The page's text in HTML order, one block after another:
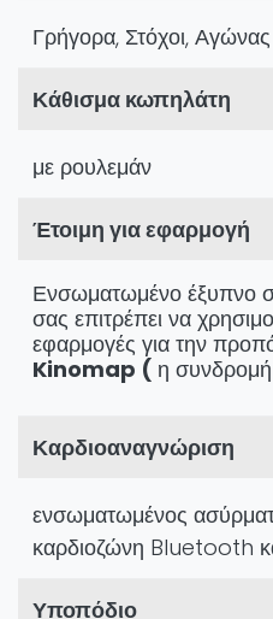
Γρήγορα, Στόχοι, Αγώνας
Κάθισμα κωπηλάτη
με ρουλεμάν
Έτοιμη για εφαρμογή
Ενσωματωμένο έξυπνο
σας επιτρέπει να
εφαρμογές για την
Kinomap ( η συνδρομή
Καρδιοαναγνώριση
ενσωματωμένος
καρδιοζώνη Bluetooth
Υποπόδιο